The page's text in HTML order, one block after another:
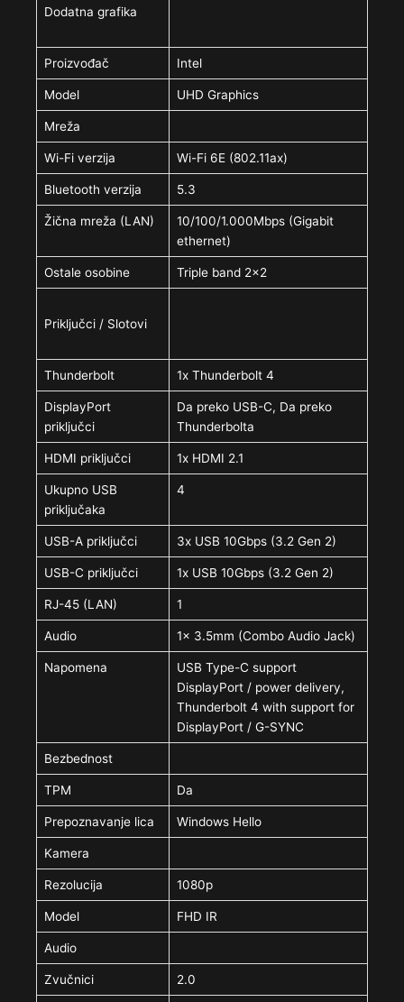
Dodatna grafika
Proizvođač Intel
Model UHD Graphics
Mreža
Wi-Fi verzija Wi-Fi 6E (802.11ax)
Bluetooth verzija 5.3
Žična mreža (LAN)
10/100/1.000Mbps (Gigabit
ethernet)
Ostale osobine Triple band 2×2
Priključci / Slotovi
Thunderbolt 1x Thunderbolt 4
DisplayPort
priključci
Da preko USB-C, Da preko
Thunderbolta
HDMI priključci 1x HDMI 2.1
Ukupno USB
priključaka
4
USB-A priključci 3x USB 10Gbps (3.2 Gen 2)
USB-C priključci 1x USB 10Gbps (3.2 Gen 2)
RJ-45 (LAN) 1
Audio 1x 3.5mm (Combo Audio Jack)
Napomena
USB Type-C support
DisplayPort / power delivery,
Thunderbolt 4 with support for
DisplayPort / G-SYNC
Bezbednost
TPM Da
Prepoznavanje lica Windows Hello
Kamera
Rezolucija 1080p
Model FHD IR
Audio
Zvučnici 2.0